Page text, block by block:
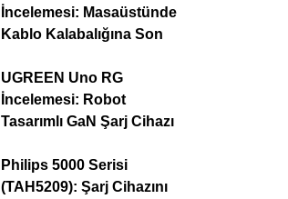
İncelemesi: Masaüstünde
Kablo Kalabalığına Son
UGREEN Uno RG
İncelemesi: Robot
Tasarımlı GaN Şarj Cihazı
Philips 5000 Serisi
(TAH5209): Şarj Cihazını